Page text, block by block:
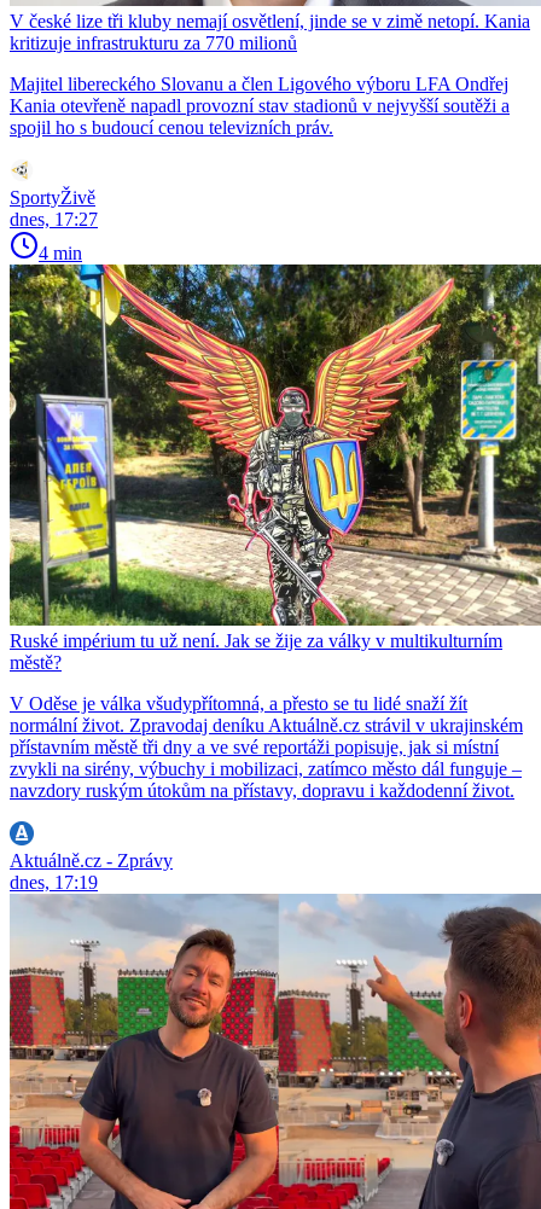
V české lize tři kluby nemají osvětlení, jinde se v zimě netopí. Kania
kritizuje infrastrukturu za 770 milionů
Majitel libereckého Slovanu a člen Ligového výboru LFA Ondřej
Kania otevřeně napadl provozní stav stadionů v nejvyšší soutěži a
spojil ho s budoucí cenou televizních práv.
SportyŽivě
dnes, 17:27
4 min
Ruské impérium tu už není. Jak se žije za války v multikulturním
městě?
V Oděse je válka všudypřítomná, a přesto se tu lidé snaží žít
normální život. Zpravodaj deníku Aktuálně.cz strávil v ukrajinském
přístavním městě tři dny a ve své reportáži popisuje, jak si místní
zvykli na sirény, výbuchy i mobilizaci, zatímco město dál funguje –
navzdory ruským útokům na přístavy, dopravu i každodenní život.
Aktuálně.cz - Zprávy
dnes, 17:19